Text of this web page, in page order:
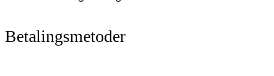
Betalingsmetoder